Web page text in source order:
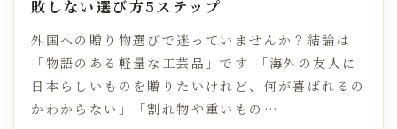
敗しない選び方5ステップ
外国への贈り物選びで迷っていませんか？結論は
「物語のある軽量な工芸品」です 「海外の友人に
日本らしいものを贈りたいけれど、何が喜ばれるの
かわからない」「割れ物や重いもの…